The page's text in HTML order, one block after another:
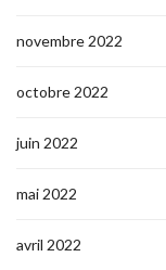
novembre 2022
octobre 2022
juin 2022
mai 2022
avril 2022